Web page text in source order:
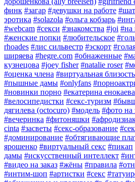
финк #загар #девушки на работе
эротика #solazola #ольга кобзарь
#webcam #секси #знакомства #joi #на
#женские попки #любительское
rhoades #лис сильвестр #эскорт
ширяева #hegre.com #обнаженные
кузнецова #joey fisher #natalie roser
#оценка члена #виртуальная близость
#пышные дамы #onlyfans
#новинки порно #екатерина енокаева
#велосипедистки #секс-туризм
дягилева (octocuro) #модель #фото на
#вечеринка #фитоняшки
cinta #засветы #секс-образование
#доминирование #обтягивающие
ярошенко #виртуальный секс #пикап
дамы #искусственный интеллект
#видео на заказ #жëны #правила
#интим-шоп #артистки #секс